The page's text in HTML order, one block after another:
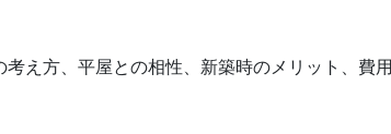
え方、平屋との相性、新築時のメリット、費